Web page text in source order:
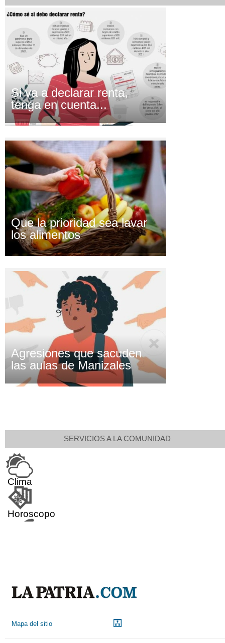
Si va a declarar renta,
tenga en cuenta...
Que la prioridad sea lavar
los alimentos
Agresiones que sacuden
las aulas de Manizales
SERVICIOS A LA COMUNIDAD
Clima
Horoscopo
Mapa del sitio